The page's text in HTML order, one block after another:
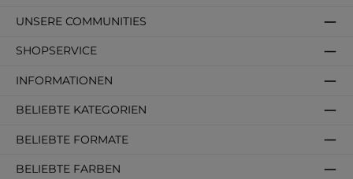
SHOPSERVICE
INFORMATIONEN
BELIEBTE KATEGORIEN
BELIEBTE FORMATE
BELIEBTE FARBEN
UNSERE COMMUNITIES